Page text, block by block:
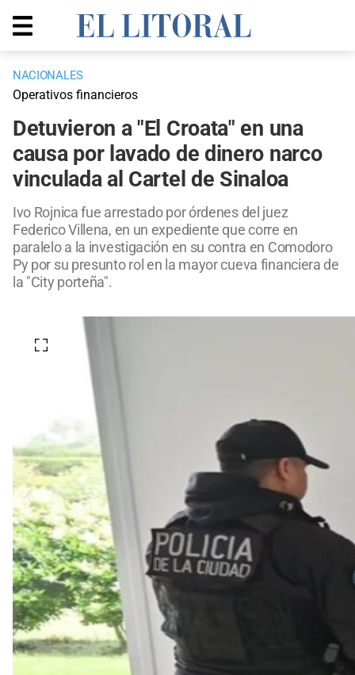
NACIONALES
Operativos financieros
Detuvieron a "El Croata" en una
causa por lavado de dinero narco
vinculada al Cartel de Sinaloa
Ivo Rojnica fue arrestado por órdenes del juez
Federico Villena, en un expediente que corre en
paralelo a la investigación en su contra en Comodoro
Py por su presunto rol en la mayor cueva financiera de
la "City porteña".